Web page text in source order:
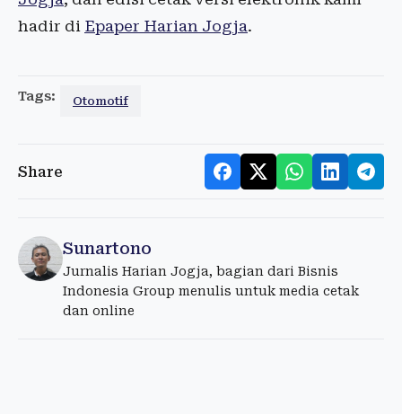
hadir di Epaper Harian Jogja.
Tags: Otomotif
Share
Sunartono
Jurnalis Harian Jogja, bagian dari Bisnis
Indonesia Group menulis untuk media cetak
dan online